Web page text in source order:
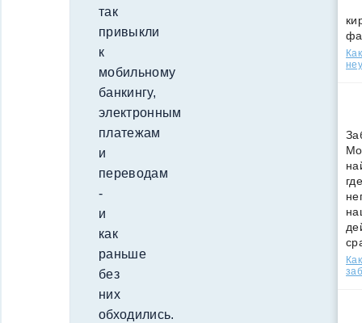
так
привыкли
к
мобильному
банкингу,
электронным
платежам
и
переводам
-
и
как
раньше
без
них
обходились.